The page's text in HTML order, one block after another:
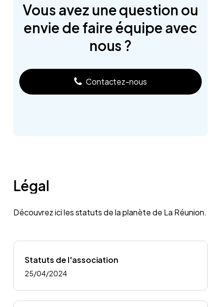
Vous avez unequestion ou
envie de faire équipe avec
nous ?
Contactez-nous
Légal
Découvrez ici les statuts de la planète de La Réunion.
Statuts de l'association
25/04/2024